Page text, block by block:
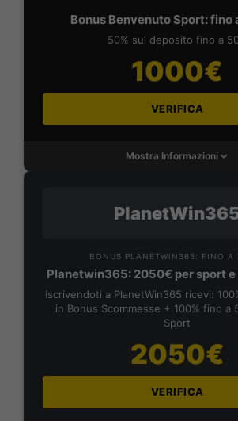
Bonus Benvenuto Sport: fino
50% sul deposito fino a
1000€
VERIFICA
Mostra Informazioni
BONUS PLANETWIN365: FINO A
Planetwin365: 2050€ per sport
Iscrivendoti a PlanetWin365 ricevi:
in Bonus Scommesse + 100% fino a
Sport
2050€
VERIFICA